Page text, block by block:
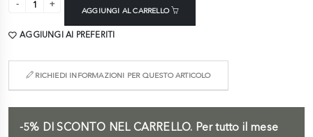
AGGIUNGI AL CARRELLO
AGGIUNGI AI PREFERITI
RICHIEDI INFORMAZIONI PER QUESTO ARTICOLO
-5% DI SCONTO NEL CARRELLO. Per tutto il mese